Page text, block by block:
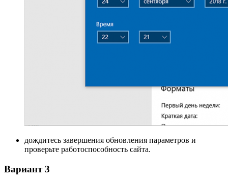
дождитесь завершения обновления параметров и
проверьте работоспособность сайта.
Вариант 3